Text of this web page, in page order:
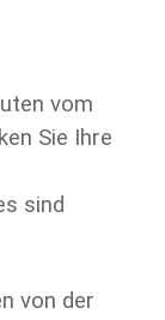
vom
Sie Ihre
sind
von der